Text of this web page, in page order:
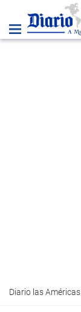
Diario las Américas